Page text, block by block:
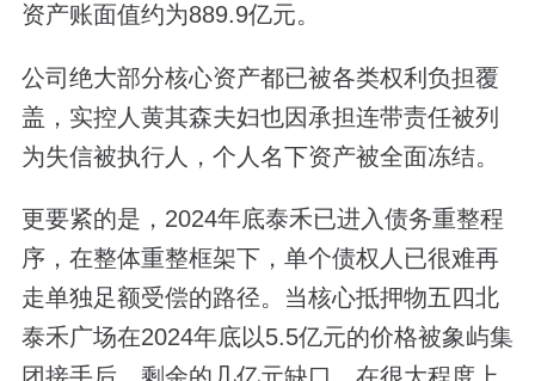
资产账面值约为889.9亿元。
公司绝大部分核心资产都已被各类权利负担覆
盖，实控人黄其森夫妇也因承担连带责任被列
为失信被执行人，个人名下资产被全面冻结。
更要紧的是，2024年底泰禾已进入债务重整程
序，在整体重整框架下，单个债权人已很难再
走单独足额受偿的路径。当核心抵押物五四北
泰禾广场在2024年底以5.5亿元的价格被象屿集